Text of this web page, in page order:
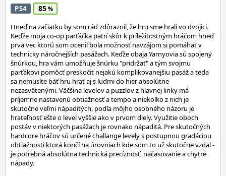
PS4 85
Hneď na začiatku by som rád zdôraznil, že hru sme hrali vo dvojici.
Keďže moja co-op parťáčka patrí skôr k príležitostným hráčom hneď
prvá vec ktorú som ocenil bola možnosť navzájom si pomáhať v
technicky náročnejších pasážach. Keďže obaja Yarnyovia sú spojený
šnúrkou, hra vám umožňuje šnúrku "pridržať" a tým svojmu
parťákovi pomôcť preskočiť nejakú komplikovanejšiu pasáž a teda
sa nemusíte báť hru hrať aj s ľuďmi do hier absolútne
nezasvätenými. Väčšina levelov a puzzlov z hlavnej linky má
príjemne nastavenú obtiažnosť a tempo a niekoľko z nich je
skutočne veľmi nápaditých, podľa môjho osobného názoru je
hrateľnosť ešte o level vyššie ako v prvom diely. Využitie oboch
postáv v niektorých pasážach je rovnako nápaditá. Pre skutočných
hardcore hráčov sú určené challange levely s postupnou gradáciou
obtiažnosti ktorá končí na úrovniach kde som to už skutočne vzdal -
je potrebná absolútna technická precíznosť, načasovanie a chytré
nápady.